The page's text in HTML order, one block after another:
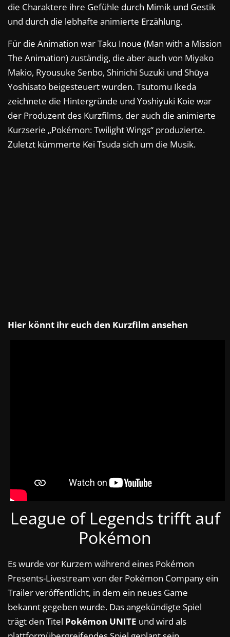
die Charaktere ihre Gefühle durch Mimik und Gestik
und durch die lebhafte animierte Erzählung.
Für die Animation war Taku Inoue (Man with a Mission
The Animation) zuständig, die aber auch von Miyako
Makio, Ryousuke Senbo, Shinichi Suzuki und Shūya
Yoshisato beigesteuert wurden. Tsutomu Ikeda
zeichnete die Hintergründe und Yoshiyuki Koie war
der Produzent des Kurzfilms, der auch die animierte
Kurzserie „Pokémon: Twilight Wings“ produzierte.
Zuletzt kümmerte Kei Tsuda sich um die Musik.
Hier könnt ihr euch den Kurzfilm ansehen
League of Legends trifft auf
Pokémon
Es wurde vor Kurzem während eines Pokémon
Presents-Livestream von der Pokémon Company ein
Trailer veröffentlicht, in dem ein neues Game
bekannt gegeben wurde. Das angekündigte Spiel
trägt den Titel Pokémon UNITE und wird als